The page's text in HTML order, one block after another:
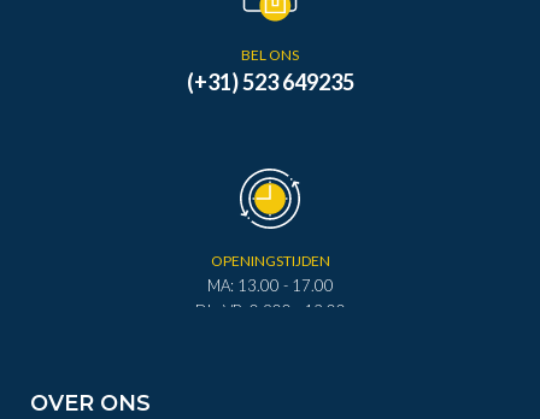
BEL ONS
(+31) 523 649235
OPENINGSTIJDEN
MA: 13.00 - 17.00
DI - VR: 0.900 - 12.00
OVER ONS